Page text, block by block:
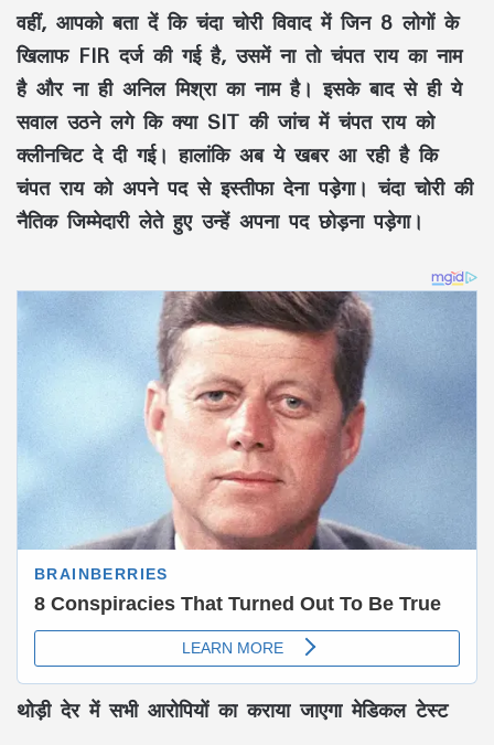
वहीं, आपको बता दें कि चंदा चोरी विवाद में जिन 8 लोगों के
खिलाफ FIR दर्ज की गई है, उसमें ना तो चंपत राय का नाम
है और ना ही अनिल मिश्रा का नाम है। इसके बाद से ही ये
सवाल उठने लगे कि क्या SIT की जांच में चंपत राय को
क्लीनचिट दे दी गई। हालांकि अब ये खबर आ रही है कि
चंपत राय को अपने पद से इस्तीफा देना पड़ेगा। चंदा चोरी की
नैतिक जिम्मेदारी लेते हुए उन्हें अपना पद छोड़ना पड़ेगा।
थोड़ी देर में सभी आरोपियों का कराया जाएगा मेडिकल टेस्ट